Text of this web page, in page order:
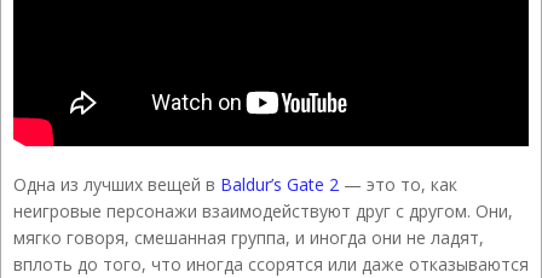
Одна из лучших вещей в Baldur’s Gate 2 — это то, как
неигровые персонажи взаимодействуют друг с другом. Они,
мягко говоря, смешанная группа, и иногда они не ладят,
вплоть до того, что иногда ссорятся или даже отказываются